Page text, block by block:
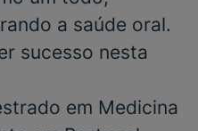
a saúde oral.
sucesso nesta
em Medicina